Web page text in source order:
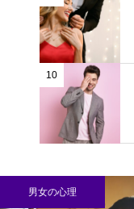
10
男女の心理